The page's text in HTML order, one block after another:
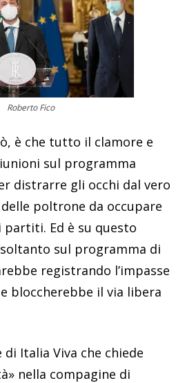
Roberto Fico
è che tutto il clamore e
sul programma
distrarre gli occhi dal vero
poltrone da occupare
Ed è su questo
sul programma di
registrando l’impasse
bloccherebbe il via libera
Italia Viva che chiede
nella compagine di